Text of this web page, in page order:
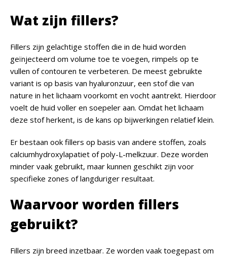
Wat zijn fillers?
Fillers zijn gelachtige stoffen die in de huid worden
geïnjecteerd om volume toe te voegen, rimpels op te
vullen of contouren te verbeteren. De meest gebruikte
variant is op basis van hyaluronzuur, een stof die van
nature in het lichaam voorkomt en vocht aantrekt. Hierdoor
voelt de huid voller en soepeler aan. Omdat het lichaam
deze stof herkent, is de kans op bijwerkingen relatief klein.
Er bestaan ook fillers op basis van andere stoffen, zoals
calciumhydroxylapatiet of poly-L-melkzuur. Deze worden
minder vaak gebruikt, maar kunnen geschikt zijn voor
specifieke zones of langduriger resultaat.
Waarvoor worden fillers
gebruikt?
Fillers zijn breed inzetbaar. Ze worden vaak toegepast om